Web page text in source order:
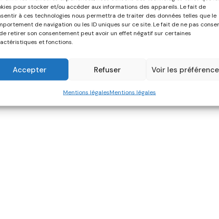
pour stocker et/ou accéder aux informations des appareils. Le fait de
à ces technologies nous permettra de traiter des données telles que le
de navigation ou les ID uniques sur ce site. Le fait de ne pas
retirer son consentement peut avoir un effet négatif sur certaines
et fonctions.
Accepter Refuser Voir les
Mentions légalesMentions légales